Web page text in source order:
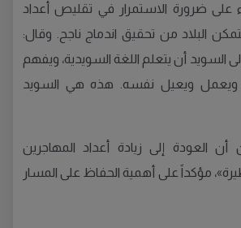
على ضرورة الاستمرار في تقليص أعداد
البلاد من تحقيق اندماج ناجح. وقال:
السويد أن يتعلم اللغة السويدية، ويفهم
ويعمل ويعيل نفسه. هذه هي السويد
أن العودة إلى زيادة أعداد المهاجرين
مؤكداً على أهمية الحفاظ على المسار